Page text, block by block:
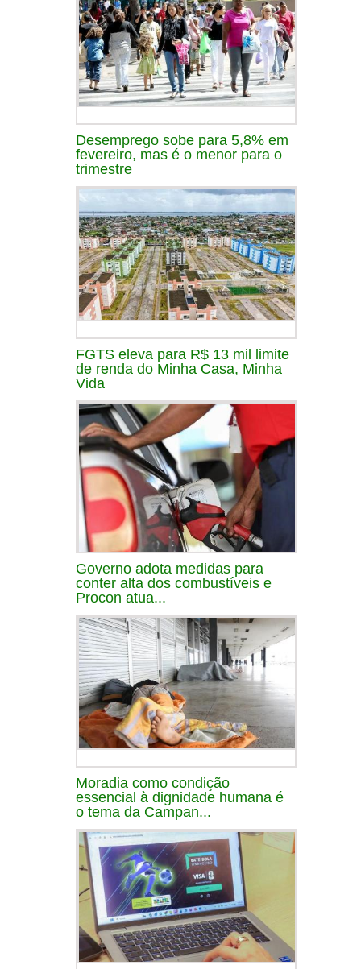
Desemprego sobe para 5,8% em
fevereiro, mas é o menor para o
trimestre
FGTS eleva para R$ 13 mil limite
de renda do Minha Casa, Minha
Vida
Governo adota medidas para
conter alta dos combustíveis e
Procon atua...
Moradia como condição
essencial à dignidade humana é
o tema da Campan...